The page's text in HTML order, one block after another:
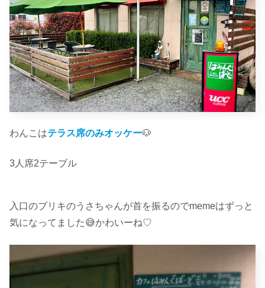
わんこはテラス席のみオッケー🐶
3人席2テーブル
入口のブリキのうさちゃんが首を振るのでmemeはずっと
気になってました😅かわいーね♡